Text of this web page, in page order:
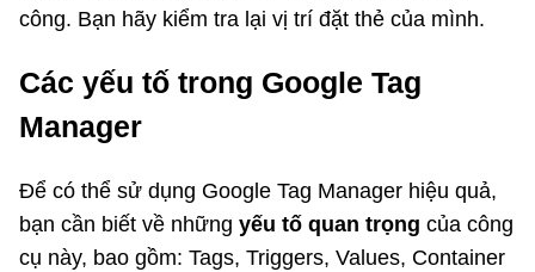
công. Bạn hãy kiểm tra lại vị trí đặt thẻ của mình.
Các yếu tố trong Google Tag
Manager
Để có thể sử dụng Google Tag Manager hiệu quả,
bạn cần biết về những yếu tố quan trọng của công
cụ này, bao gồm: Tags, Triggers, Values, Container